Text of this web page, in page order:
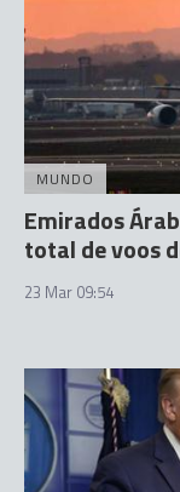
MUNDO
Emirados
total de voos
23 Mar 09:54